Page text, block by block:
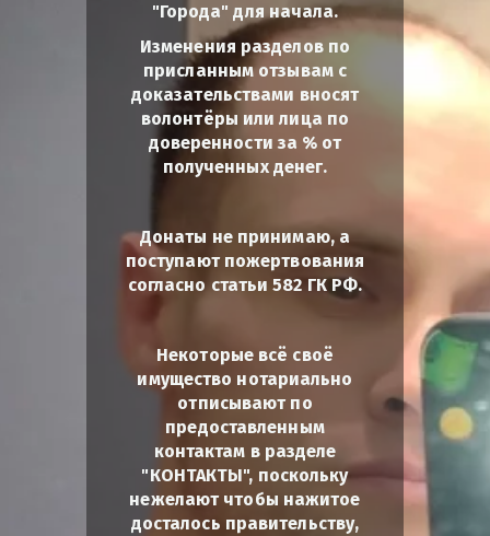
"Города" для начала.
Изменения разделов по
присланным отзывам с
доказательствами вносят
волонтёры или лица по
доверенности за % от
полученных денег.
Донаты не принимаю, а
поступают пожертвования
согласно статьи 582 ГК РФ.
Некоторые всё своё
имущество нотариально
отписывают по
предоставленным
контактам в разделе
"КОНТАКТЫ", поскольку
нежелают чтобы нажитое
досталось правительству,